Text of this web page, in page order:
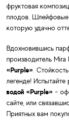
фруктовая
плодов. Шлейфовые
которую удачно
Вдохновившись
производительMira
«Purple» .
легенде!
водой «Purple» -
сайте, или
Приятных вам